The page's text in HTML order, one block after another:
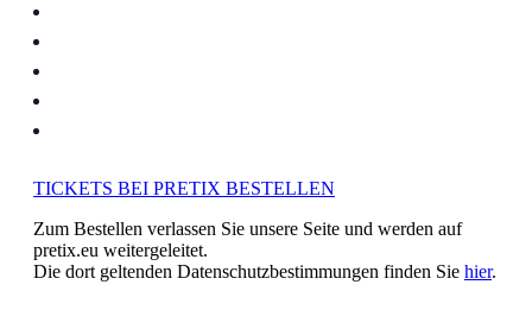
TICKETS BEI PRETIX BESTELLEN
Zum Bestellen verlassen Sie unsere Seite und werden auf
pretix.eu weitergeleitet.
Die dort geltenden Datenschutzbestimmungen finden Sie hier.